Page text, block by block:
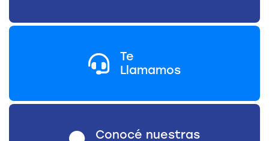
Te
Llamamos
Conocé nuestras